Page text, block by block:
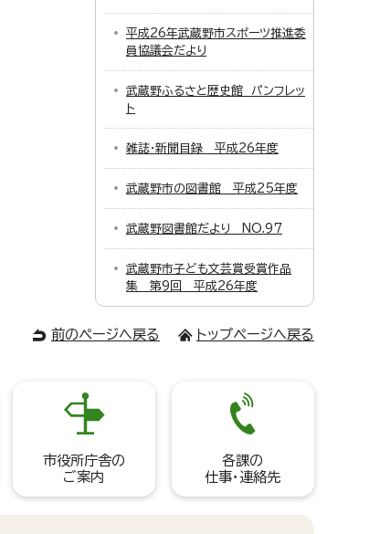
平成26年武蔵野市スポーツ推進委
員協議会だより
武蔵野ふるさと歴史館 パンフレッ
ト
雑誌・新聞目録 平成26年度
武蔵野市の図書館 平成25年度
武蔵野図書館だより NO.97
武蔵野市子ども文芸賞受賞作品
集 第9回 平成26年度
前のページへ戻る トップページへ戻る
市役所庁舎の
ご案内
各課の
仕事・連絡先